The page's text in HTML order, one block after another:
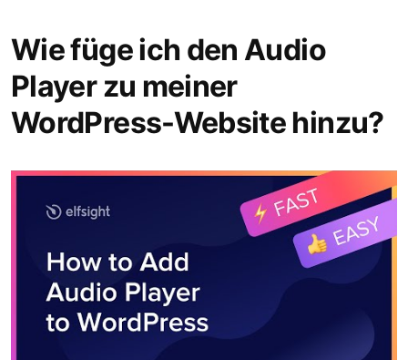
Wie füge ich den Audio
Player zu meiner
WordPress-Website hinzu?